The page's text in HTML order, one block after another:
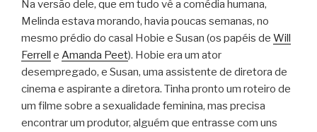
Na versão dele, que em tudo vê a comédia humana,
Melinda estava morando, havia poucas semanas, no
mesmo prédio do casal Hobie e Susan (os papéis de Will
Ferrell e Amanda Peet). Hobie era um ator
desempregado, e Susan, uma assistente de diretora de
cinema e aspirante a diretora. Tinha pronto um roteiro de
um filme sobre a sexualidade feminina, mas precisa
encontrar um produtor, alguém que entrasse com uns